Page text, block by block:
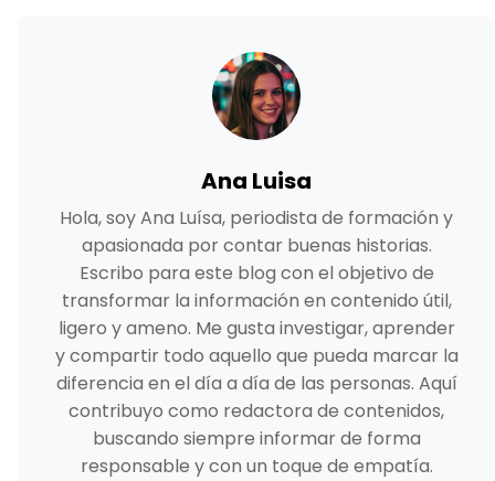
Ana Luisa
Hola, soy Ana Luísa, periodista de formación y
apasionada por contar buenas historias.
Escribo para este blog con el objetivo de
transformar la información en contenido útil,
ligero y ameno. Me gusta investigar, aprender
y compartir todo aquello que pueda marcar la
diferencia en el día a día de las personas. Aquí
contribuyo como redactora de contenidos,
buscando siempre informar de forma
responsable y con un toque de empatía.